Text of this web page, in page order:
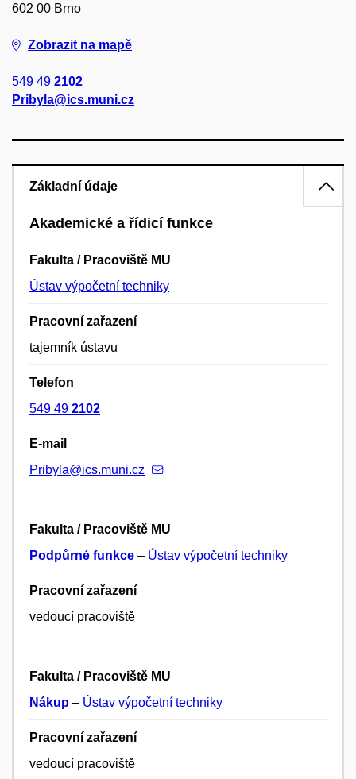
602 00 Brno
Zobrazit na mapě
549 49 2102
Pribyla@ics.muni.cz
Základní údaje
Akademické a řídicí funkce
Fakulta / Pracoviště MU
Ústav výpočetní techniky
Pracovní zařazení
tajemník ústavu
Telefon
549 49 2102
E-mail
Pribyla@ics.muni.cz
Fakulta / Pracoviště MU
Podpůrné funkce – Ústav výpočetní techniky
Pracovní zařazení
vedoucí pracoviště
Fakulta / Pracoviště MU
Nákup – Ústav výpočetní techniky
Pracovní zařazení
vedoucí pracoviště